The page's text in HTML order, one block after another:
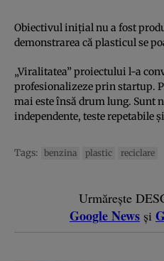
Obiectivul inițial nu a fost
demonstrarea că plasticul se
„Viralitatea” proiectului l-a
profesionalizeze prin startup.
mai este însă drum lung. Sunt
independente, teste repetabile
Tags: benzina plastic reciclare
Urmărește
Google News și